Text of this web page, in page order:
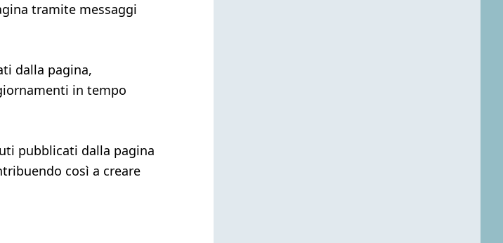
tramite messaggi
dalla pagina,
in tempo
pubblicati dalla pagina
così a creare